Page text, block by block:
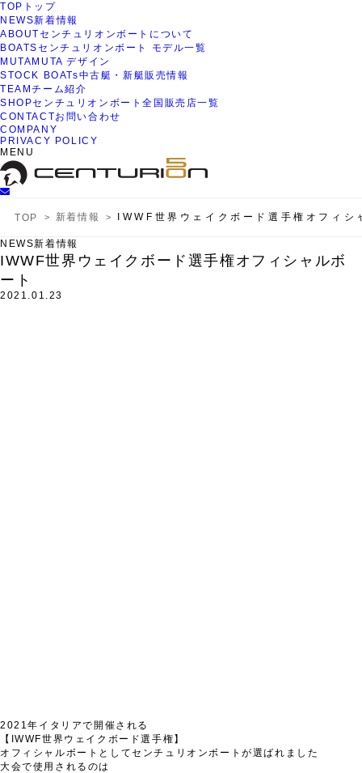
TOP トップ
NEWS新着情報
ABOUTセンチュリオンボートについて
BOATSセンチュリオンボート モデル一覧
MUTA MUTA デザイン
STOCK BOATs中古艇・新艇販売情報
TEAMチーム紹介
SHOPセンチュリオンボート全国販売店一覧
CONTACTお問い合わせ
COMPANY
PRIVACY POLICY
MENU
TOP 新着情報 IWWF世界ウェイクボード選手権オフィシ
NEWS新着情報
IWWF世界ウェイクボード選手権オフィシャルボ
ート
2021.01.23
2021年イタリアで開催される
【IWWF世界ウェイクボード選手権】
オフィシャルボートとしてセンチュリオンボートが選ばれました
大会で使用されるのは